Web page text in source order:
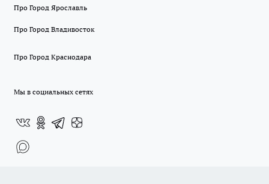
Про Город Ярославль
Про Город Владивосток
Про Город Краснодара
Мы в социальных сетях